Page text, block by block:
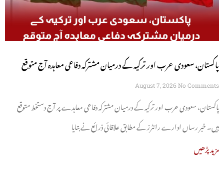
پاکستان، سعودی عرب اور ترکیہ کے درمیان مشترکہ دفاعی معاہدہ آج متوقع
August 7, 2026 No Comments
پاکستان، سعودی عرب اور ترکیہ کے درمیان مشترکہ دفاعی معاہدے پر آج دستخط متوقع
ہیں۔ خبر رساں ادارے رائٹرز کے مطابق علاقائی ذرائع نے بتایا
مزید پڑھیں